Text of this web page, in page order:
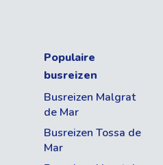
Populaire
busreizen
Busreizen Malgrat
de Mar
Busreizen Tossa de
Mar